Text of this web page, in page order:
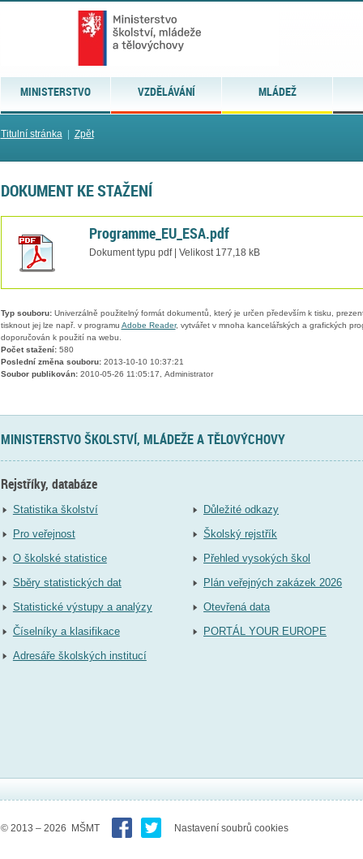
MINISTERSTVO VZDĚLÁVÁNÍ MLÁDEŽ
Titulní stránka| Zpět
DOKUMENT KE STAŽENÍ
Programme_EU_ESA.pdf
Dokument typu pdf | Velikost 177,18 kB
Typ souboru:Univerzálně použitelný formát dokumentů, který je určen především k tisku,
tisknout jej lze např. v programu Adobe Reader, vytvářet v mnoha kancelářských a grafických
doporučován k použití na webu.
Počet stažení:580
Poslední změna souboru:2013-10-10 10:37:21
Soubor publikován:2010-05-26 11:05:17, Administrator
MINISTERSTVO ŠKOLSTVÍ, MLÁDEŽE A TĚLOVÝCHOVY
Rejstříky, databáze
Statistika školství
Pro veřejnost
O školské statistice
Sběry statistických dat
Statistické výstupy a analýzy
Číselníky a klasifikace
Adresáře školských institucí
Důležité odkazy
Školský rejstřík
Přehled vysokých škol
Plán veřejných zakázek 2026
Otevřená data
PORTÁL YOUR EUROPE
© 2013 – 2026 MŠMT Nastavení soubrů cookies